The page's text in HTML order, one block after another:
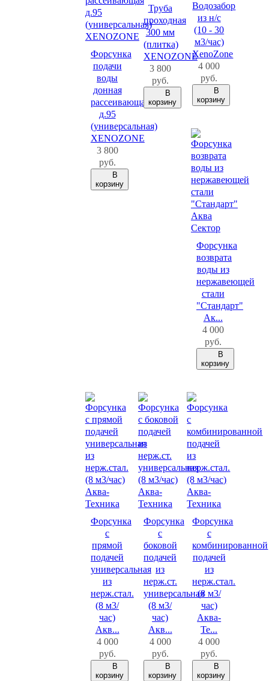
Форсунка
подачи
воды
донная
рассеивающая
д.95
(универсальная)
XENOZONE
3 800
руб.
В
корзину
Труба
проходная
300 мм
(плитка)
XENOZONE
3 800
руб.
В
корзину
Водозабор
из н/с
(10 - 30
м3/час)
XenoZone
4 000
руб.
В
корзину
Форсунка
возврата
воды из
нержавеющей
стали
"Стандарт"
Ак...
4 000
руб.
В
корзину
Форсунка
с
прямой
подачей
универсальная
из
нерж.стал.
(8 м3/
час)
Акв...
4 000
руб.
В
корзину
Форсунка
с
боковой
подачей
из
нерж.ст.
универсальная
(8 м3/
час)
Акв...
4 000
руб.
В
корзину
Форсунка
с
комбинированной
подачей
из
нерж.стал.
(8 м3/
час)
Аква-
Те...
4 000
руб.
В
корзину